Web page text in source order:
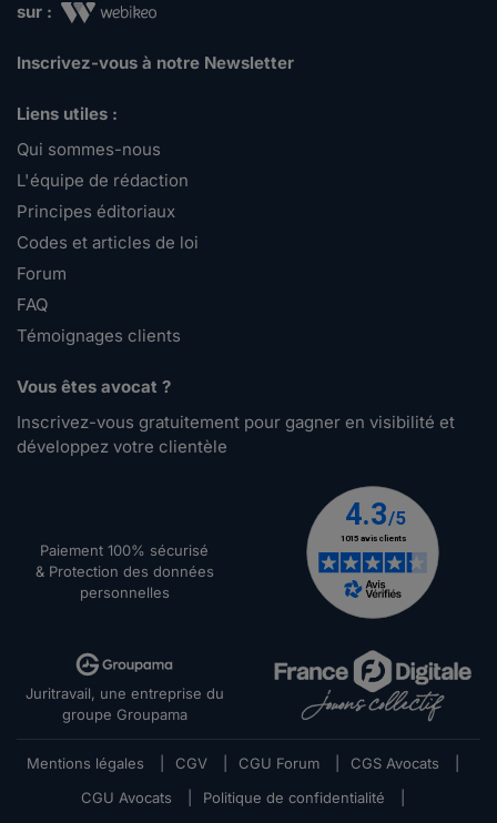
sur :
Inscrivez-vous à notre Newsletter
Liens utiles :
Qui sommes-nous
L'équipe de rédaction
Principes éditoriaux
Codes et articles de loi
Forum
FAQ
Témoignages clients
Vous êtes avocat ?
Inscrivez-vous gratuitement pour gagner en visibilité et
développez votre clientèle
Paiement 100% sécurisé
& Protection des données
personnelles
Juritravail, une entreprise du
groupe Groupama
Mentions légales CGV CGU Forum CGS Avocats
CGU Avocats
Politique de confidentialité